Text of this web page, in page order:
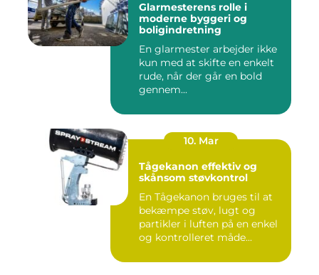
Glarmesterens rolle i
moderne byggeri og
boligindretning
En glarmester arbejder ikke
kun med at skifte en enkelt
rude, når der går en bold
gennem...
10. Mar
Tågekanon effektiv og
skånsom støvkontrol
En Tågekanon bruges til at
bekæmpe støv, lugt og
partikler i luften på en enkel
og kontrolleret måde...